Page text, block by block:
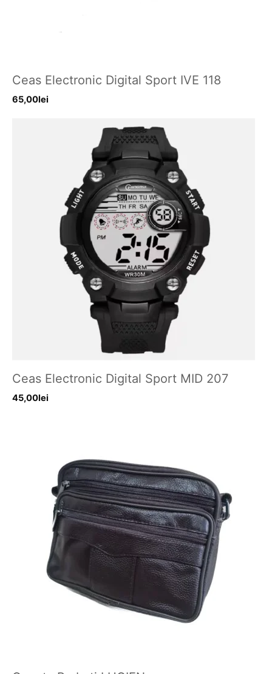
Ceas Electronic Digital Sport IVE 118
65,00lei
Ceas Electronic Digital Sport MID 207
45,00lei